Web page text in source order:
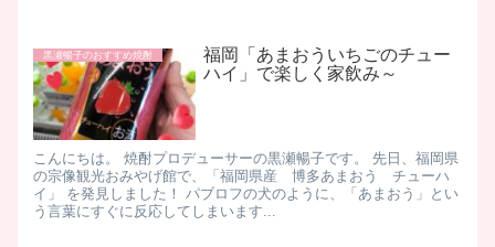
黒瀬暢子のおすすめ焼酎
福岡「あまおういちごのチュー
ハイ」で楽しく家飲み～
こんにちは。 焼酎プロデューサーの黒瀬暢子です。 先日、福岡県
の宗像観光おみやげ館で、「福岡県産 博多あまおう チューハ
イ」 を発見しました！ パブロフの犬のように、「あまおう」とい
う言葉にすぐに反応してしまいます...